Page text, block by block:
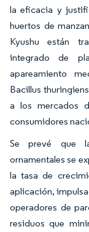
la eficacia y
huertos de
Kyushu están
integrado de
apareamiento
Bacillus
a los mercados
consumidores
Se prevé que
ornamentales se
la tasa de
aplicación,
operadores de
residuos que